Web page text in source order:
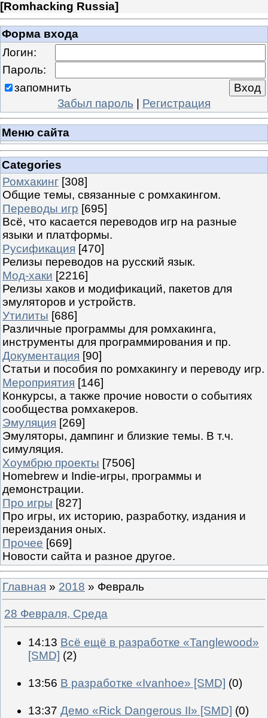
[Romhacking Russia]
Форма входа
Логин:
Пароль:
запомнить
Забыл пароль | Регистрация
Меню сайта
Categories
Ромхакинг [308]
Общие темы, связанные с ромхакингом.
Переводы игр [695]
Всё, что касается переводов игр на разные
языки и платформы.
Русификация [470]
Релизы переводов на русский язык.
Мод-хаки [2216]
Релизы хаков и модификаций, пакетов для
эмуляторов и устройств.
Утилиты [686]
Различные программы для ромхакинга,
инструменты для программирования и пр.
Документация [90]
Статьи и пособия по ромхакингу и переводу игр.
Мероприятия [146]
Конкурсы, а также прочие новости о событиях
сообщества ромхакеров.
Эмуляция [269]
Эмуляторы, дампинг и близкие темы. В т.ч.
симуляция.
Хоумбрю проекты [7506]
Homebrew и Indie-игры, программы и
демонстрации.
Про игры [827]
Про игры, их историю, разработку, издания и
переиздания оных.
Прочее [669]
Новости сайта и разное другое.
Главная » 2018 » Февраль
28 Февраля, Среда
14:13 Всё ещё в разработке «Tanglewood»
[SMD] (2)
13:56 В разработке «Ivanhoe» [SMD] (0)
13:37 Демо «Rick Dangerous II» [SMD] (0)